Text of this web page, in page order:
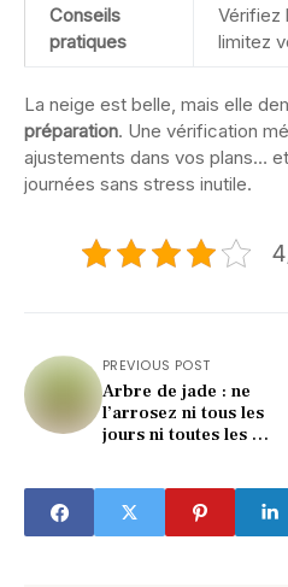
Conseils
pratiques
Vérifiez
limitez
La neige est belle, mais elle
préparation. Une vérification
ajustements dans vos plans…
journées sans stress inutile.
PREVIOUS POST
Arbre de jade : ne
l’arrosez ni tous les
jours ni toutes les 2
estival qui le sauve